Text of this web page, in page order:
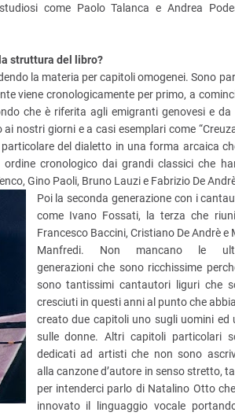
come Paolo Talanca e Andrea
struttura del libro?
la materia per capitoli omogenei. Sono
viene cronologicamente per primo, a
che è riferita agli emigranti genovesi e da
nostri giorni e a casi esemplari come
del dialetto in una forma arcaica
cronologico dai grandi classici che
Gino Paoli, Bruno Lauzi e Fabrizio De
Poi la seconda generazione con i
come Ivano Fossati, la terza che
Francesco Baccini, Cristiano De Andrè e
Manfredi. Non mancano le
generazioni che sono ricchissime
sono tantissimi cantautori liguri che
cresciuti in questi anni al punto che
creato due capitoli uno sugli uomini ed
sulle donne. Altri capitoli particolari
dedicati ad artisti che non sono
alla canzone d’autore in senso stretto,
per intenderci parlo di Natalino Otto
innovato il linguaggio vocale